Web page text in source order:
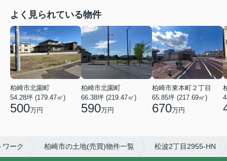
よく見られている物件
柏崎市北園町
54.28坪 (179.47㎡)
500万円
柏崎市北園町
66.38坪 (219.47㎡)
590万円
柏崎市東本町２丁目
65.85坪 (217.69㎡)
670万円
ワーク 柏崎市の土地(売買)物件一覧 松波2丁目2955-HN